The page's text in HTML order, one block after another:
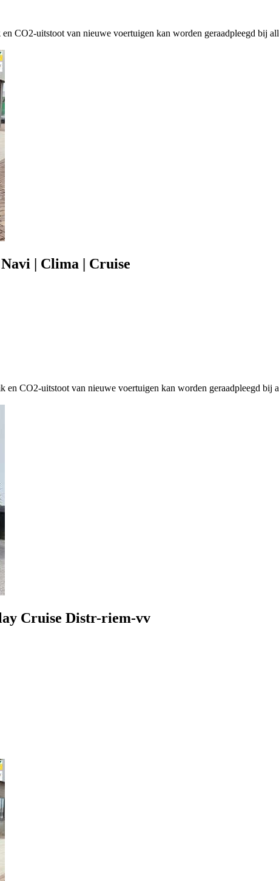
en CO2-uitstoot van nieuwe voertuigen kan worden geraadpleegd bij
Navi | Clima | Cruise
en CO2-uitstoot van nieuwe voertuigen kan worden geraadpleegd bij
Cruise Distr-riem-vv